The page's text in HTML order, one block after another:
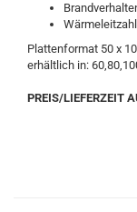
Plattenformat 50 x
erhältlich in:
PREIS/LIEFERZEIT